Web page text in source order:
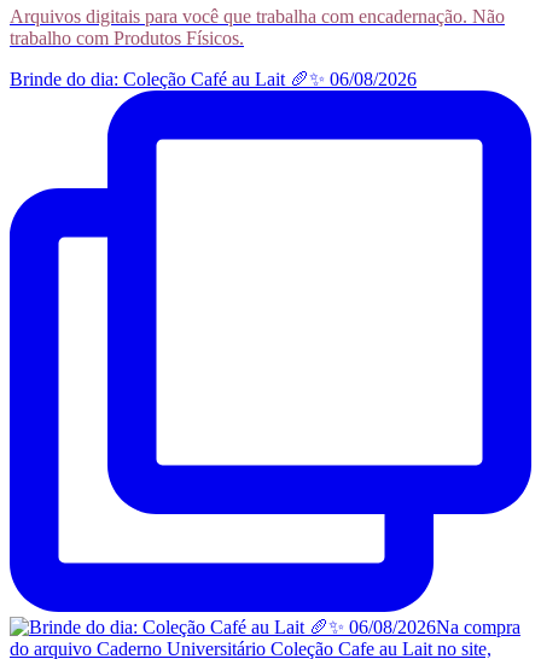
Arquivos digitais para você que trabalha com encadernação. Não
trabalho com Produtos Físicos.
Brinde do dia: Coleção Café au Lait 🥖✨ 06/08/2026